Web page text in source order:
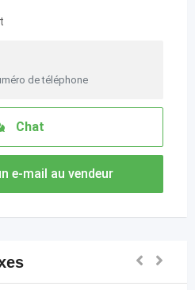
de téléphone
Chat
e-mail au vendeur